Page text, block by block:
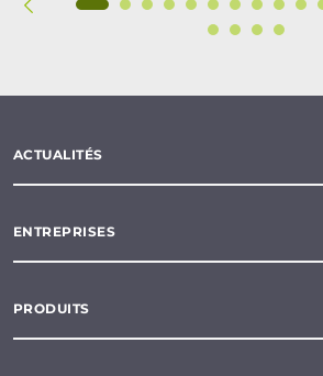
ACTUALITÉS
ENTREPRISES
PRODUITS